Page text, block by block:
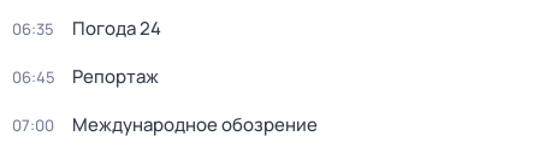
06:35 Погода 24
06:45 Репортаж
07:00 Международное обозрение